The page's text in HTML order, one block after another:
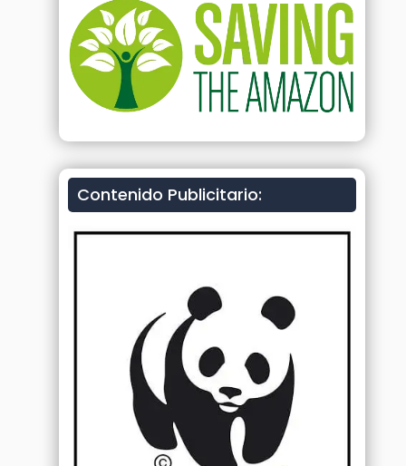
Contenido Publicitario: